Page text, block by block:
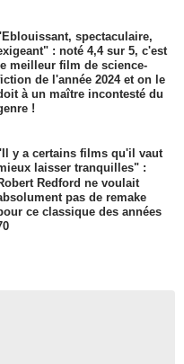
spectaculaire,
: noté 4,4 sur 5, c'est
le meilleur film de science-
de l'année 2024 et on le
à un maître incontesté du
!
y a certains films qu'il vaut
laisser tranquilles" :
Redford ne voulait
pas de remake
ce classique des années